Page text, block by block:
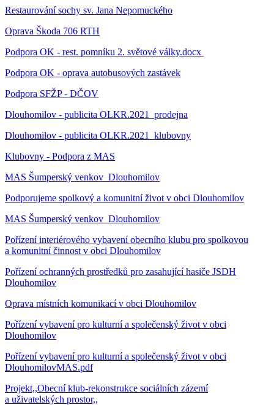
Restaurování sochy sv. Jana Nepomuckého
Oprava Škoda 706 RTH
Podpora OK - rest. pomníku 2. světové války.docx
Podpora OK - oprava autobusových zastávek
Podpora SFŽP - DČOV
Dlouhomilov - publicita OLKR.2021_prodejna
Dlouhomilov - publicita OLKR.2021_klubovny
Klubovny - Podpora z MAS
MAS Šumperský venkov_Dlouhomilov
Podporujeme spolkový a komunitní život v obci Dlouhomilov
MAS Šumperský venkov_Dlouhomilov
Pořízení interiérového vybavení obecního klubu pro spolkovou
a komunitní činnost v obci Dlouhomilov
Pořízení ochranných prostředků pro zasahující hasiče JSDH
Dlouhomilov
Oprava místních komunikací v obci Dlouhomilov
Pořízení vybavení pro kulturní a společenský život v obci
Dlouhomilov
Pořízení vybavení pro kulturní a společenský život v obci
DlouhomilovMAS.pdf
Projekt,,Obecní klub-rekonstrukce sociálních zázemí
a uživatelských prostor,,